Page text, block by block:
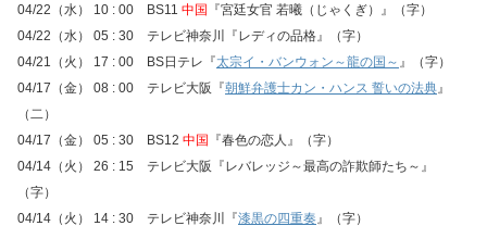
04/22（水） 10 : 00 BS11 中国
『宮廷女官 若曦（じゃくぎ）』（字）
04/22（水） 05 : 30 テレビ神奈川『レディの品格』（字）
04/21（火） 17 : 00 BS日テレ『太宗イ・バンウォン～龍の国～ 』（字）
04/17（金） 08 : 00 テレビ大阪『朝鮮弁護士カン・ハンス 誓いの法典』
（二）
04/17（金） 05 : 30 BS12 中国
『春色の恋人』（字）
04/14（火） 26 : 15 テレビ大阪『レバレッジ～最高の詐欺師たち～』
（字）
04/14（火） 14 : 30 テレビ神奈川『漆黒の四重奏』（字）